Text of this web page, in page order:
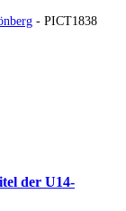
- PICT1838
der U14-